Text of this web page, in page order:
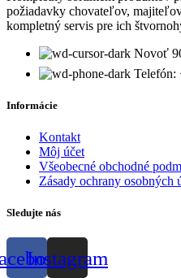
požiadavky chovateľov,
kompletný servis pre ich
Novoť
Telefón:
Informácie
Kontakt
Môj účet
Všeobecné obchodné
Zásady ochrany osobných
Sledujte nás
Instagram